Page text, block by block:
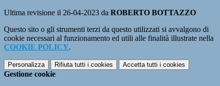
Ultima revisione il 26-04-2023 da ROBERTO BOTTAZZO
Questo sito o gli strumenti terzi da questo utilizzati si avvalgono di
cookie necessari al funzionamento ed utili alle finalità illustrate nella
COOKIE POLICY.
Personalizza Rifiuta tutti i cookies Accetta tutti i cookies
Gestione cookie